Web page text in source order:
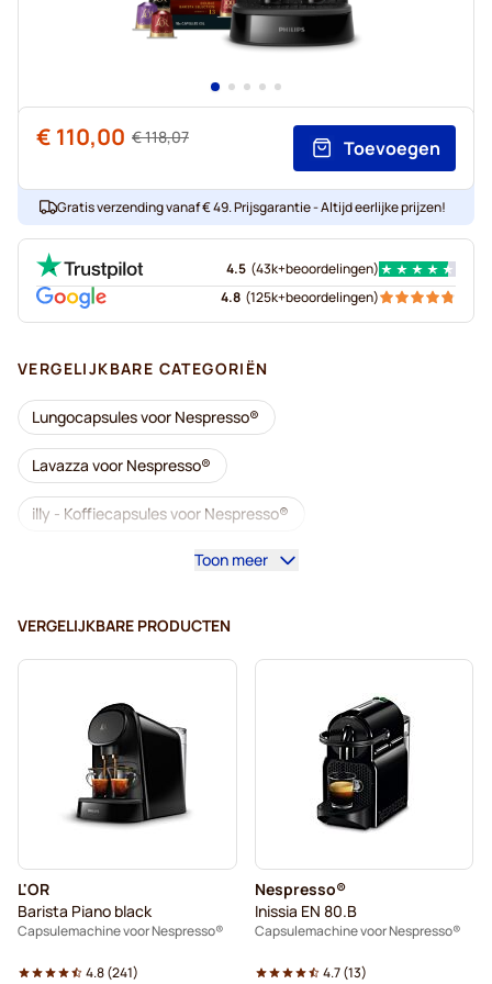
Normale prijs
€ 118,07
€ 110,00 Toevoegen
Gratis verzending vanaf € 49. Prijsgarantie - Altijd eerlijke prijzen!
4.5 (43k+beoordelingen)
4.8 (125k+beoordelingen)
VERGELIJKBARE CATEGORIËN
Lungocapsules voor Nespresso®
Lavazza voor Nespresso®
illy - Koffiecapsules voor Nespresso®
Café Royal - Koffiecapsules voor Nespresso®
Koffieverrijkers voor Nespresso®
Ontkalken en onderhoud voor Nespresso®
L'OR - Koffiecapsules voor Nespresso®
Segafredo - Koffiecapsules voor Nespresso®
Caffè Borbone voor Nespresso®
Toon meer
VERGELIJKBARE PRODUCTEN
L'OR
Barista Piano black
Capsulemachine voor Nespresso®
4.8(241)
Nespresso®
Inissia EN 80.B
Capsulemachine voor Nespresso®
4.7(13)